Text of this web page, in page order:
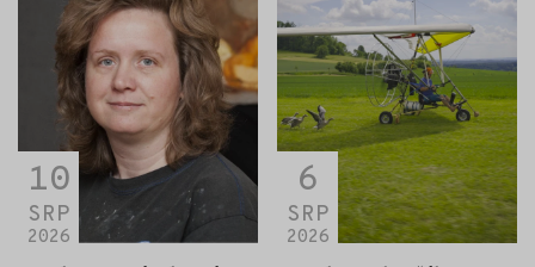
10
SRP
2026
6
SRP
2026